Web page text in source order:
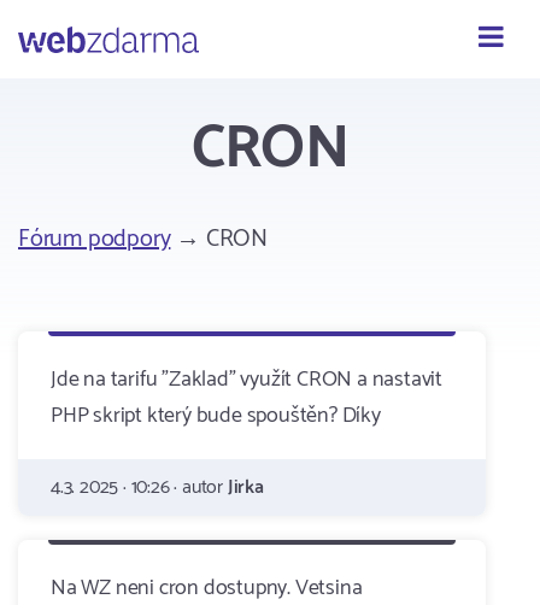
Webzdarma
CRON
Fórum podpory→ CRON
Jde na tarifu "Zaklad" využít CRON a nastavit
PHP skript který bude spouštěn? Díky
4.3. 2025 · 10:26 · autorJirka
Na WZ neni cron dostupny. Vetsina